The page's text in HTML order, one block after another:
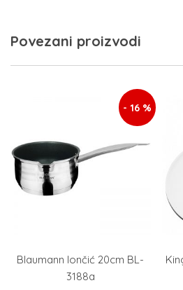
Povezani proizvodi
- 16 %
Blaumann lončić 20cm BL-
3188a